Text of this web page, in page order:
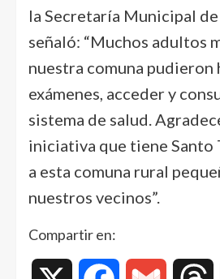
la Secretaría Municipal de
señaló: “Muchos adultos
nuestra comuna pudieron
exámenes, acceder y
sistema de salud.
iniciativa que tiene Santo
a esta comuna rural
nuestros vecinos”.
Compartir en: